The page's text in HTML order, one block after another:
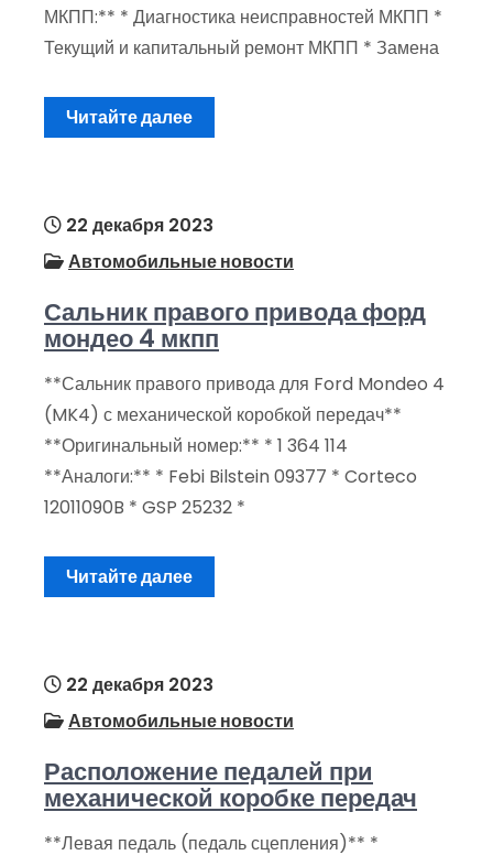
МКПП:** * Диагностика неисправностей МКПП *
Текущий и капитальный ремонт МКПП * Замена
Читайте далее
22 декабря 2023
Автомобильные новости
Сальник правого привода форд
мондео 4 мкпп
**Сальник правого привода для Ford Mondeo 4
(MK4) с механической коробкой передач**
**Оригинальный номер:** * 1 364 114
**Аналоги:** * Febi Bilstein 09377 * Corteco
12011090B * GSP 25232 *
Читайте далее
22 декабря 2023
Автомобильные новости
Расположение педалей при
механической коробке передач
**Левая педаль (педаль сцепления)** *